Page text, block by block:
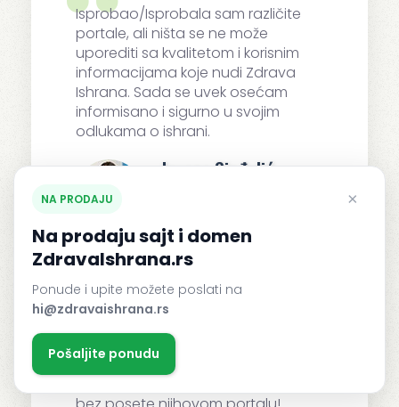
Isprobao/Isprobala sam različite
portale, ali ništa se ne može
uporediti sa kvalitetom i korisnim
informacijama koje nudi Zdrava
Ishrana. Sada se uvek osećam
informisano i sigurno u svojim
odlukama o ishrani.
Jovana Sinđelić
Jednostavno i korisno!
savete o ishrani. Njihovi članci nisu
samo pouzdani već i veoma
×
NA PRODAJU
Na prodaju sajt i domen
ZdravaIshrana.rs
Ponude i upite možete poslati na
hi@zdravaishrana.rs
Pošaljite ponudu